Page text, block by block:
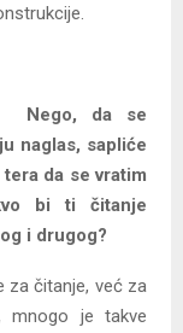
Nego, da se
naglas, sapliće
da se vratim
bi ti čitanje
i drugog?
za čitanje, već za
mnogo je takve